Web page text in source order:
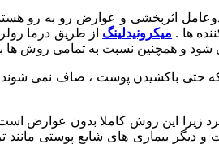
اثربخشى و عوارض رو به رو
ها . ميكرونيدلينگ از طریق درما
این روش کاملا بدون عوارض است
های شایع پوستی مانند ترک